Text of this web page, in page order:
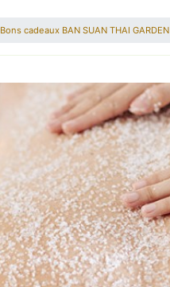
Bons cadeaux BAN SUAN THAI GARDEN